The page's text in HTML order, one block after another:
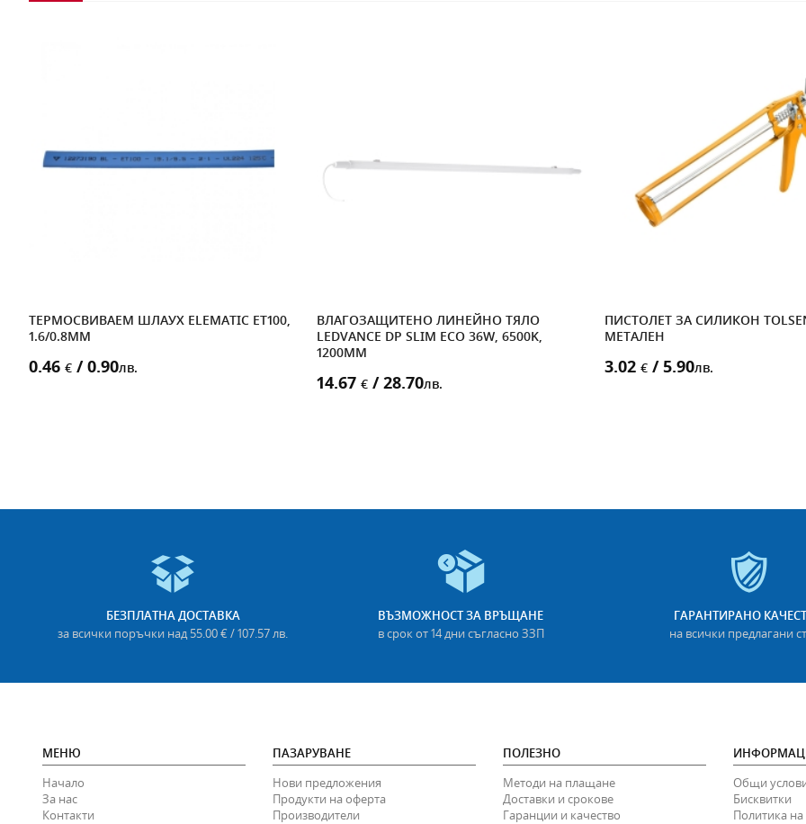
ТЕРМОСВИВАЕМ ШЛАУХ ELEMATIC ET100,
1.6/0.8MM
0.46 € / 0.90лв.
ВЛАГОЗАЩИТЕНО ЛИНЕЙНО ТЯЛО
LEDVANCE DP SLIM ECO 36W, 6500K,
1200MM
14.67 € / 28.70лв.
ПИСТОЛЕТ ЗА СИЛИКОН
МЕТАЛЕН
3.02 € / 5.90лв.
БЕЗПЛАТНА ДОСТАВКА
за всички поръчки над 55.00 € / 107.57 лв.
ВЪЗМОЖНОСТ ЗА ВРЪЩАНЕ
в срок от 14 дни съгласно ЗЗП
ГАРАНТИРАНО
на всички предлагани
МЕНЮ
Начало
За нас
Контакти
ПАЗАРУВАНЕ
Нови предложения
Продукти на оферта
Производители
ПОЛЕЗНО
Методи на плащане
Доставки и срокове
Гаранции и качество
Общи
Бисквитки
Политика